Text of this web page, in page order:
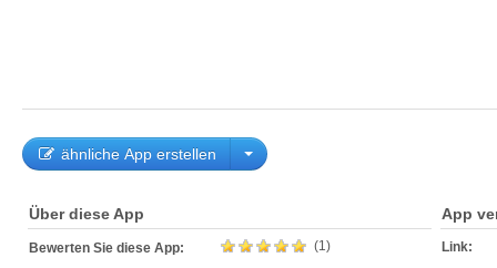
ähnliche App erstellen
Über diese App
Bewerten Sie diese App: (1)
App
Link: